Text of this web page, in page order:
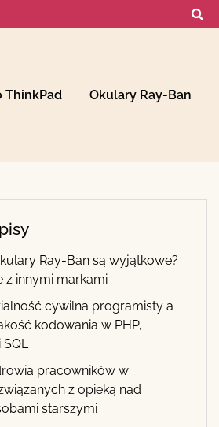
ThinkPad Okulary Ray-Ban
Ray-Ban są wyjątkowe?
z innymi markami
cywilna programisty a
kodowania w PHP,
SQL
pracowników w
z opieką nad
starszymi